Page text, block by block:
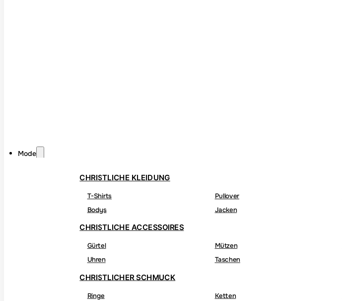
Mode
CHRISTLICHE KLEIDUNG
T-Shirts Pullover
Bodys
Jacken
CHRISTLICHE ACCESSOIRES
Gürtel Mützen
Uhren
Taschen
CHRISTLICHER SCHMUCK
Ringe Ketten